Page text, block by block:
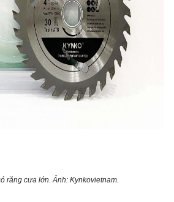
răng cưa lớn. Ảnh: Kynkovietnam.